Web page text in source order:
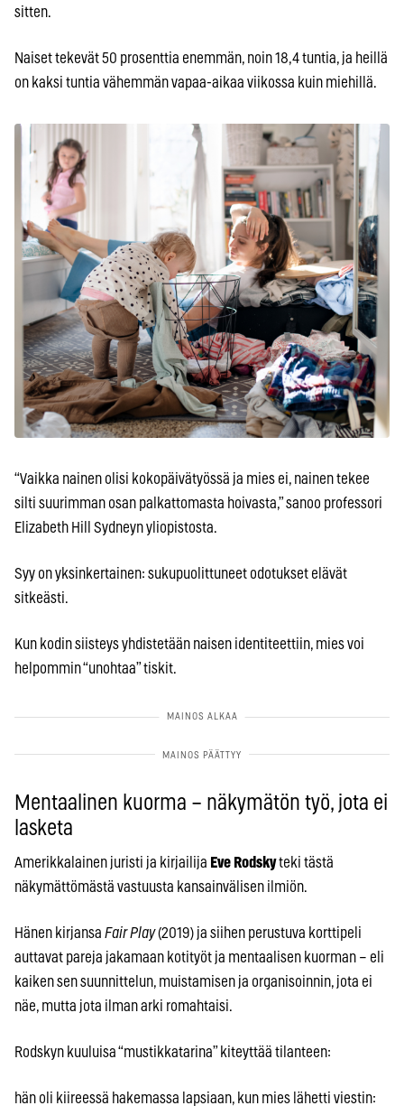
sitten.
Naiset tekevät 50 prosenttia enemmän, noin 18,4 tuntia, ja heillä
on kaksi tuntia vähemmän vapaa-aikaa viikossa kuin miehillä.
“Vaikka nainen olisi kokopäivätyössä ja mies ei, nainen tekee
silti suurimman osan palkattomasta hoivasta,” sanoo professori
Elizabeth Hill Sydneyn yliopistosta.
Syy on yksinkertainen: sukupuolittuneet odotukset elävät
sitkeästi.
Kun kodin siisteys yhdistetään naisen identiteettiin, mies voi
helpommin “unohtaa” tiskit.
Mentaalinen kuorma – näkymätön työ, jota ei
lasketa
Amerikkalainen juristi ja kirjailija Eve Rodskyteki tästä
näkymättömästä vastuusta kansainvälisen ilmiön.
Hänen kirjansa Fair Play(2019) ja siihen perustuva korttipeli
auttavat pareja jakamaan kotityöt ja mentaalisen kuorman – eli
kaiken sen suunnittelun, muistamisen ja organisoinnin, jota ei
näe, mutta jota ilman arki romahtaisi.
Rodskyn kuuluisa “mustikkatarina” kiteyttää tilanteen:
hän oli kiireessä hakemassa lapsiaan, kun mies lähetti viestin: